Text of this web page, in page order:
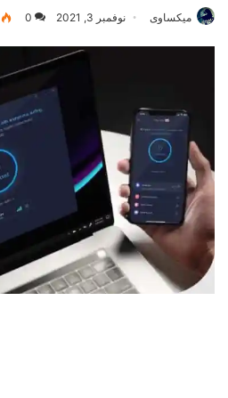
ميكساوى نوفمبر 3, 2021 0